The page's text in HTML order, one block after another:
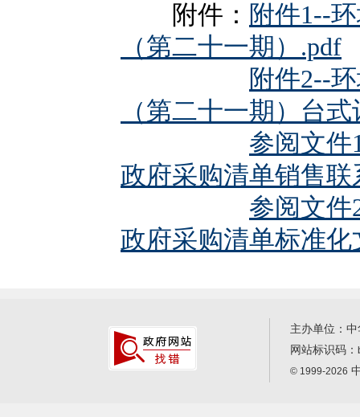
附件： 附件1--
（第二十一期）.pdf
附件2--
（第二十一期）台
参阅文件
政府采购清单销售联
参阅文件
政府采购清单标准化
主办单位：
网站标识码：
© 1999-2026